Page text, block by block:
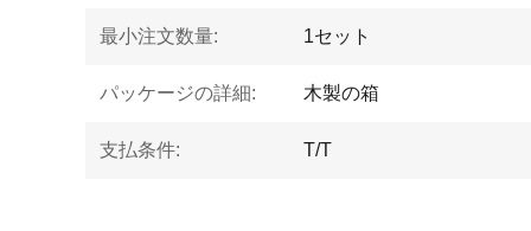
最小注文数量: 1セット
パッケージの詳細: 木製の箱
支払条件: T/T